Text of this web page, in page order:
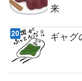
来
ギャグ